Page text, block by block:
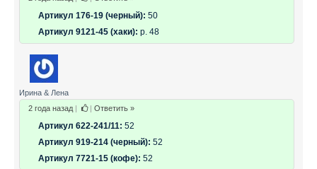
Артикул 176-19 (черный): 50
Артикул 9121-45 (хаки): р. 48
Ирина & Лена
2 года назад | | Ответить »
Артикул 622-241/11: 52
Артикул 919-214 (черный): 52
Артикул 7721-15 (кофе): 52